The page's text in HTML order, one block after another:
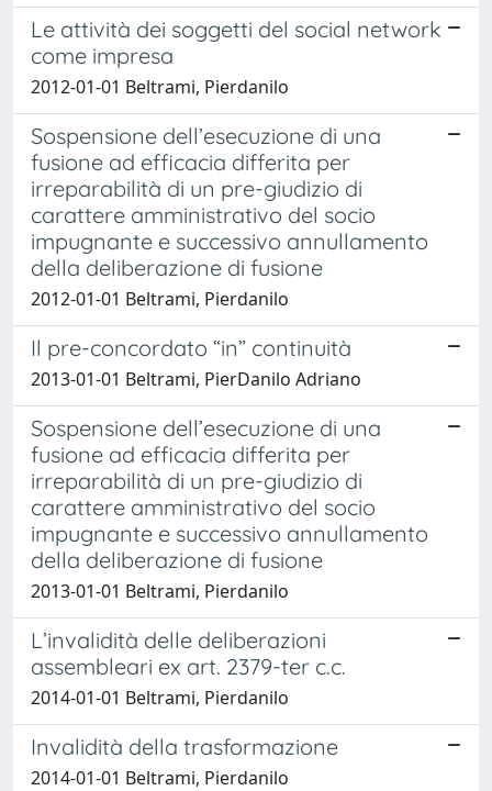
Le attività dei soggetti del social network
come impresa
2012-01-01 Beltrami, Pierdanilo
Sospensione dell’esecuzione di una
fusione ad efficacia differita per
irreparabilità di un pre-giudizio di
carattere amministrativo del socio
impugnante e successivo annullamento
della deliberazione di fusione
2012-01-01 Beltrami, Pierdanilo
Il pre-concordato “in” continuità
2013-01-01 Beltrami, PierDanilo Adriano
Sospensione dell’esecuzione di una
fusione ad efficacia differita per
irreparabilità di un pre-giudizio di
carattere amministrativo del socio
impugnante e successivo annullamento
della deliberazione di fusione
2013-01-01 Beltrami, Pierdanilo
L’invalidità delle deliberazioni
assembleari ex art. 2379-ter c.c.
2014-01-01 Beltrami, Pierdanilo
Invalidità della trasformazione
2014-01-01 Beltrami, Pierdanilo